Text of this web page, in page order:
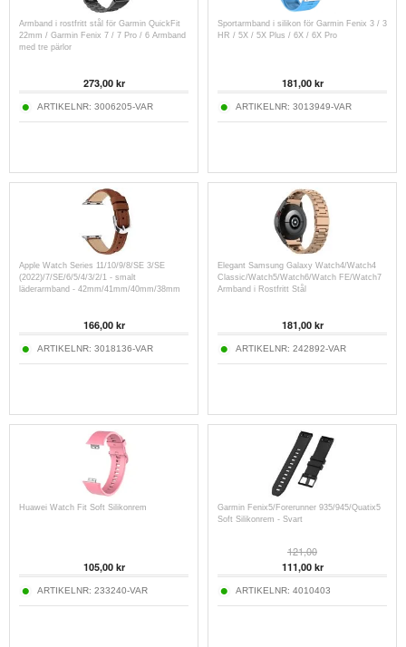
Armband i rostfritt stål för Garmin QuickFit
22mm / Garmin Fenix 7 / 7 Pro / 6 Armband
med tre pärlor
273,00kr
ARTIKELNR: 3006205-VAR
Sportarmband i silikon för Garmin Fenix 3 / 3
HR / 5X / 5X Plus / 6X / 6X Pro
181,00kr
ARTIKELNR: 3013949-VAR
Apple Watch Series 11/10/9/8/SE 3/SE
(2022)/7/SE/6/5/4/3/2/1 - smalt
läderarmband - 42mm/41mm/40mm/38mm
166,00kr
ARTIKELNR: 3018136-VAR
Elegant Samsung Galaxy Watch4/Watch4
Classic/Watch5/Watch6/Watch FE/Watch7
Armband i Rostfritt Stål
181,00kr
ARTIKELNR: 242892-VAR
Huawei Watch Fit Soft Silikonrem
105,00kr
ARTIKELNR: 233240-VAR
Garmin Fenix5/Forerunner 935/945/Quatix5
Soft Silikonrem - Svart
121,00
111,00kr
ARTIKELNR: 4010403